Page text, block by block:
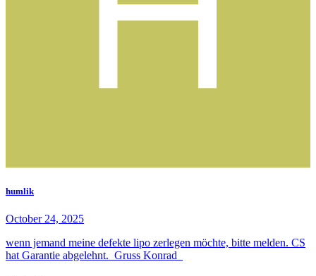
humlik
October 24, 2025
wenn jemand meine defekte lipo zerlegen möchte, bitte melden. CS
hat Garantie abgelehnt. Gruss Konrad